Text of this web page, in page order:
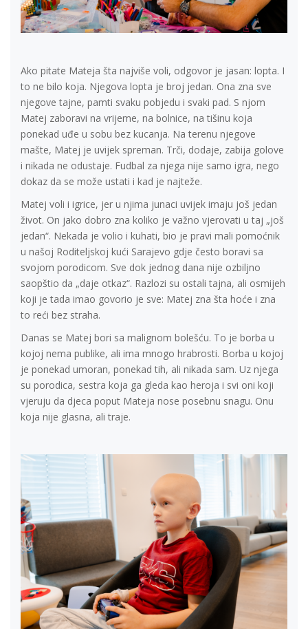
Ako pitate Mateja šta najviše voli, odgovor je jasan: lopta. I
to ne bilo koja. Njegova lopta je broj jedan. Ona zna sve
njegove tajne, pamti svaku pobjedu i svaki pad. S njom
Matej zaboravi na vrijeme, na bolnice, na tišinu koja
ponekad uđe u sobu bez kucanja. Na terenu njegove
mašte, Matej je uvijek spreman. Trči, dodaje, zabija golove
i nikada ne odustaje. Fudbal za njega nije samo igra, nego
dokaz da se može ustati i kad je najteže.
Matej voli i igrice, jer u njima junaci uvijek imaju još jedan
život. On jako dobro zna koliko je važno vjerovati u taj „još
jedan“. Nekada je volio i kuhati, bio je pravi mali pomoćnik
u našoj Roditeljskoj kući Sarajevo gdje često boravi sa
svojom porodicom. Sve dok jednog dana nije ozbiljno
saopštio da „daje otkaz“. Razlozi su ostali tajna, ali osmijeh
koji je tada imao govorio je sve: Matej zna šta hoće i zna
to reći bez straha.
Danas se Matej bori sa malignom bolešću. To je borba u
kojoj nema publike, ali ima mnogo hrabrosti. Borba u kojoj
je ponekad umoran, ponekad tih, ali nikada sam. Uz njega
su porodica, sestra koja ga gleda kao heroja i svi oni koji
vjeruju da djeca poput Mateja nose posebnu snagu. Onu
koja nije glasna, ali traje.